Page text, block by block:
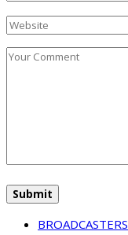
BROADCASTERS